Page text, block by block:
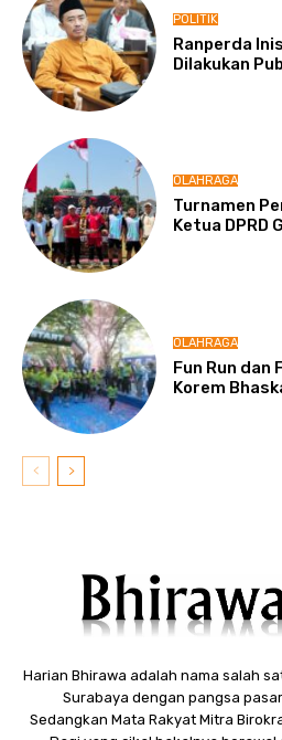
POLITIK
Ranperda
Dilakukan
OLAHRAGA
Turnamen
Ketua DPRD
OLAHRAGA
Fun Run dan
Korem
Harian Bhirawa adalah nama salah
Surabaya dengan pangsa
Sedangkan Mata Rakyat Mitra